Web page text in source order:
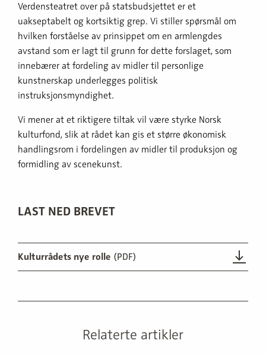
Verdensteatret over på statsbudsjettet er et
uakseptabelt og kortsiktig grep. Vi stiller spørsmål om
hvilken forståelse av prinsippet om en armlengdes
avstand som er lagt til grunn for dette forslaget, som
innebærer at fordeling av midler til personlige
kunstnerskap underlegges politisk
instruksjonsmyndighet.
Vi mener at et riktigere tiltak vil være styrke Norsk
kulturfond, slik at rådet kan gis et større økonomisk
handlingsrom i fordelingen av midler til produksjon og
formidling av scenekunst.
LAST NED BREVET
Kulturrådets nye rolle (PDF)
Relaterte artikler